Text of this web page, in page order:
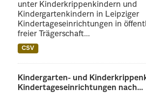
unter Kinderkrippenkindern und
Kindergartenkindern in Leipziger
Kindertageseinrichtungen in
freier Trägerschaft...
CSV
Kindergarten- und
Kindertageseinrichtungen nach...